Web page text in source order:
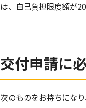
は、自己負担限度額が
交付申請に
次のものをお持ちにな